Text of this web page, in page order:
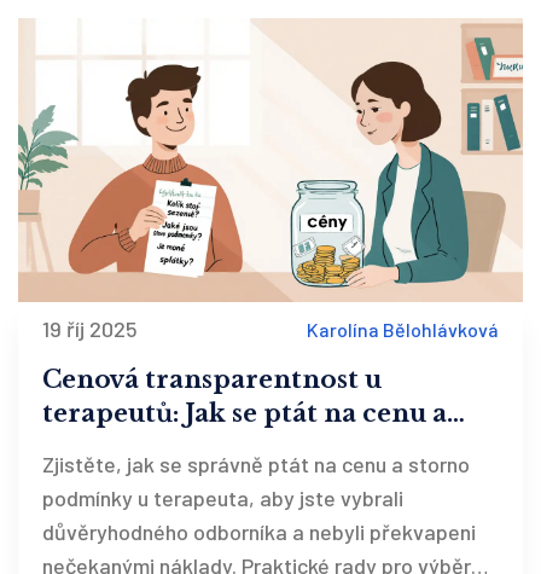
19 říj 2025 Karolína Bělohlávková
Cenová transparentnost u
terapeutů: Jak se ptát na cenu a
Zjistěte, jak se správně ptát na cenu a storno
podmínky u terapeuta, aby jste vybrali
důvěryhodného odborníka a nebyli překvapeni
nečekanými náklady. Praktické rady pro výběr